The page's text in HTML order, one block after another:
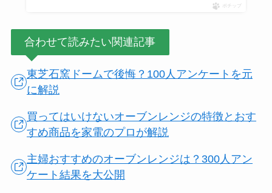
ポチップ
合わせて読みたい関連記事
東芝石窯ドームで後悔？100人アンケートを元
に解説
買ってはいけないオーブンレンジの特徴とおす
すめ商品を家電のプロが解説
主婦おすすめのオーブンレンジは？300人アン
ケート結果を大公開